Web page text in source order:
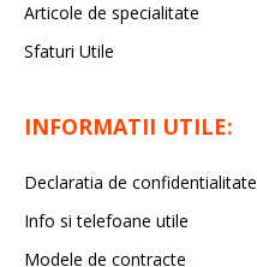
Articole de specialitate
Sfaturi Utile
INFORMATII UTILE:
Declaratia de confidentialitate
Info si telefoane utile
Modele de contracte